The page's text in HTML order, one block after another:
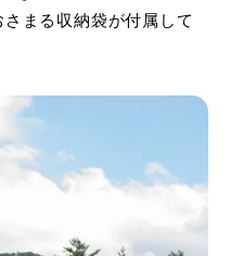
まる収納袋が付属して